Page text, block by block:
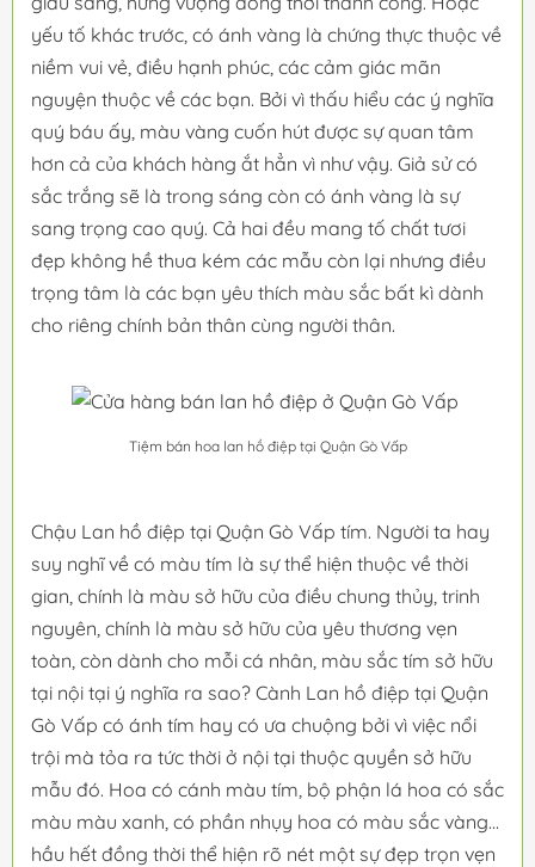
yếu tố khác trước, có ánh vàng là chứng thực thuộc về
niềm vui vẻ, điều hạnh phúc, các cảm giác mãn
nguyện thuộc về các bạn. Bởi vì thấu hiểu các ý nghĩa
quý báu ấy, màu vàng cuốn hút được sự quan tâm
hơn cả của khách hàng ắt hẳn vì như vậy. Giả sử có
sắc trắng sẽ là trong sáng còn có ánh vàng là sự
sang trọng cao quý. Cả hai đều mang tố chất tươi
đẹp không hề thua kém các mẫu còn lại nhưng điều
trọng tâm là các bạn yêu thích màu sắc bất kì dành
cho riêng chính bản thân cùng người thân.
Tiệm bán hoa lan hồ điệp tại Quận Gò Vấp
Chậu Lan hồ điệp tại Quận Gò Vấp tím. Người ta hay
suy nghĩ về có màu tím là sự thể hiện thuộc về thời
gian, chính là màu sở hữu của điều chung thủy, trinh
nguyên, chính là màu sở hữu của yêu thương vẹn
toàn, còn dành cho mỗi cá nhân, màu sắc tím sở hữu
tại nội tại ý nghĩa ra sao? Cành Lan hồ điệp tại Quận
Gò Vấp có ánh tím hay có ưa chuộng bởi vì việc nổi
trội mà tỏa ra tức thời ở nội tại thuộc quyền sở hữu
mẫu đó. Hoa có cánh màu tím, bộ phận lá hoa có sắc
màu màu xanh, có phần nhụy hoa có màu sắc vàng...
hầu hết đồng thời thể hiện rõ nét một sự đẹp trọn vẹn